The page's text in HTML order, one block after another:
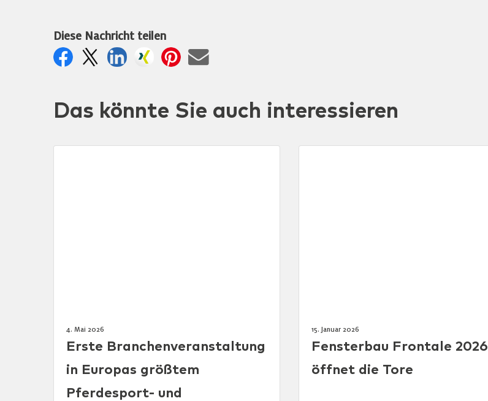
Diese Nachricht teilen
Das könnte Sie auch interessieren
4. Mai 2026
Erste Branchenveranstaltung
in Europas größtem
Pferdesport- und
15. Januar 2026
Fensterbau Frontale 2026
öffnet die Tore